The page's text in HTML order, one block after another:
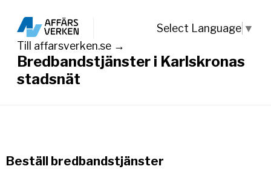
Bredbandstjänster i Karlskronas
stadsnät
Select Language ▼
Till affarsverken.se →
Beställ bredbandstjänster